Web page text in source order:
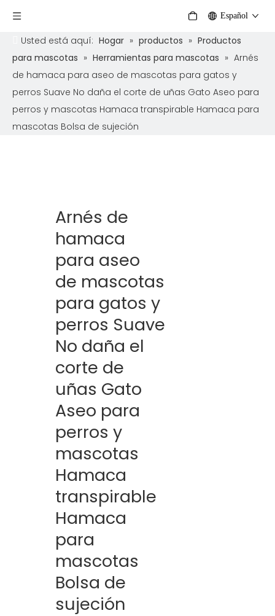
Español
Usted está aquí: Hogar » productos » Productos
para mascotas » Herramientas para mascotas » Arnés
de hamaca para aseo de mascotas para gatos y
perros Suave No daña el corte de uñas Gato Aseo para
perros y mascotas Hamaca transpirable Hamaca para
mascotas Bolsa de sujeción
Arnés de
hamaca
para aseo
de mascotas
para gatos y
perros Suave
No daña el
corte de
uñas Gato
Aseo para
perros y
mascotas
Hamaca
transpirable
Hamaca
para
mascotas
Bolsa de
sujeción